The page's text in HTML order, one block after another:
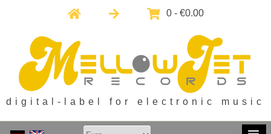
0 - €0.00
digital-label for electronic music